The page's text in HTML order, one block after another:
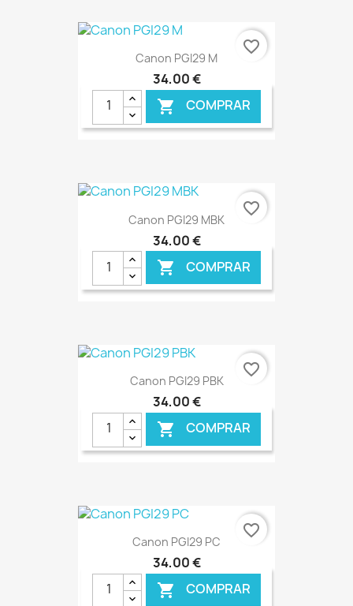
Canon PGI29 M
34,00 €
 COMPRAR
€ ONLINE
favorite_border
Canon PGI29 MBK
34,00 €
 COMPRAR
€ ONLINE
favorite_border
Canon PGI29 PBK
34,00 €
 COMPRAR
€ ONLINE
favorite_border
Canon PGI29 PC
34,00 €
 COMPRAR
favorite_border